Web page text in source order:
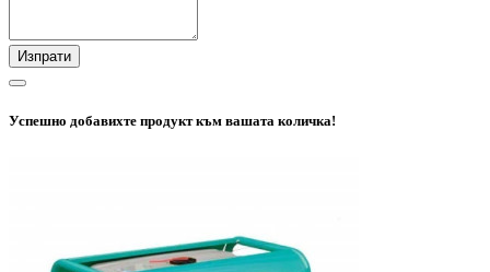
Изпрати
Успешно добавихте продукт към вашата количка!